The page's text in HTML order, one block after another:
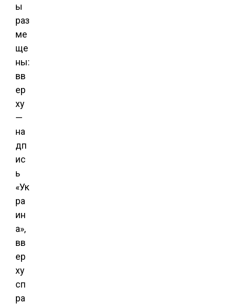
ы
раз
ме
ще
ны:
вв
ер
ху
—
на
дп
ис
ь
«Ук
ра
ин
а»,
вв
ер
ху
сп
ра